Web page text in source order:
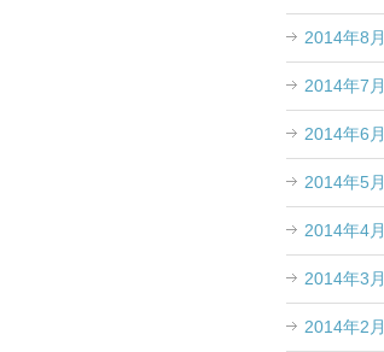
2014年8月
2014年7月
2014年6月
2014年5月
2014年4月
2014年3月
2014年2月